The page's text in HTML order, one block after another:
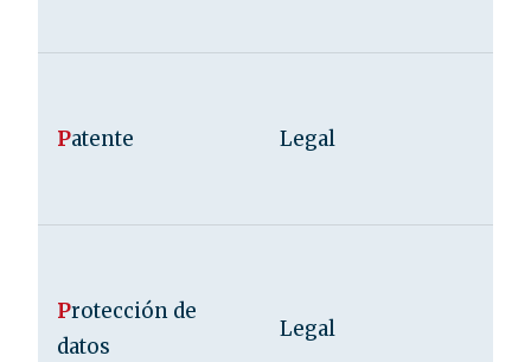
Patente Legal
Protección de
datos
Legal